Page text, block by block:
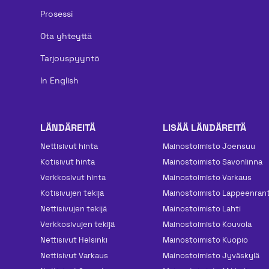
Prosessi
Ota yhteyttä
Tarjouspyyntö
In English
LÄNDÄREITÄ
Nettisivut hinta
Kotisivut hinta
Verkkosivut hinta
Kotisivujen tekijä
Nettisivujen tekijä
Verkkosivujen tekijä
Nettisivut Helsinki
Nettisivut Varkaus
LISÄÄ LÄNDÄREITÄ
Mainos­toimisto Joensuu
Mainos­toimisto Savonlinna
Mainos­toimisto Varkaus
Mainos­toimisto
Mainos­toimisto Lahti
Mainos­toimisto Kouvola
Mainos­toimisto Kuopio
Mainos­toimisto Jyväskylä